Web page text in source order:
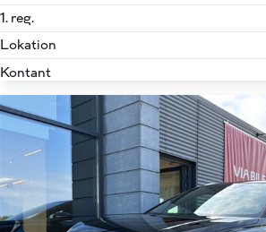
1. reg.
Lokation
Kontant